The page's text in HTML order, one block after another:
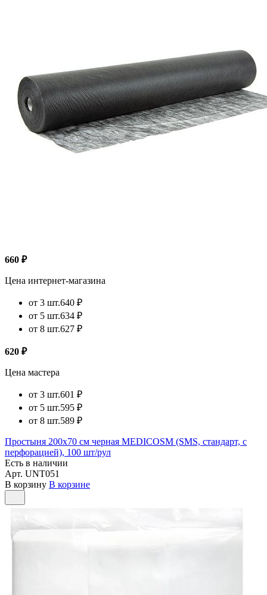
660 ₽
Цена интернет-магазина
от 3 шт.640 ₽
от 5 шт.634 ₽
от 8 шт.627 ₽
620 ₽
Цена мастера
от 3 шт.601 ₽
от 5 шт.595 ₽
от 8 шт.589 ₽
Простыня 200х70 см черная MEDICOSM (SMS, стандарт, с
перфорацией), 100 шт/рул
Есть в наличии
Арт. UNT051
В корзину В корзине